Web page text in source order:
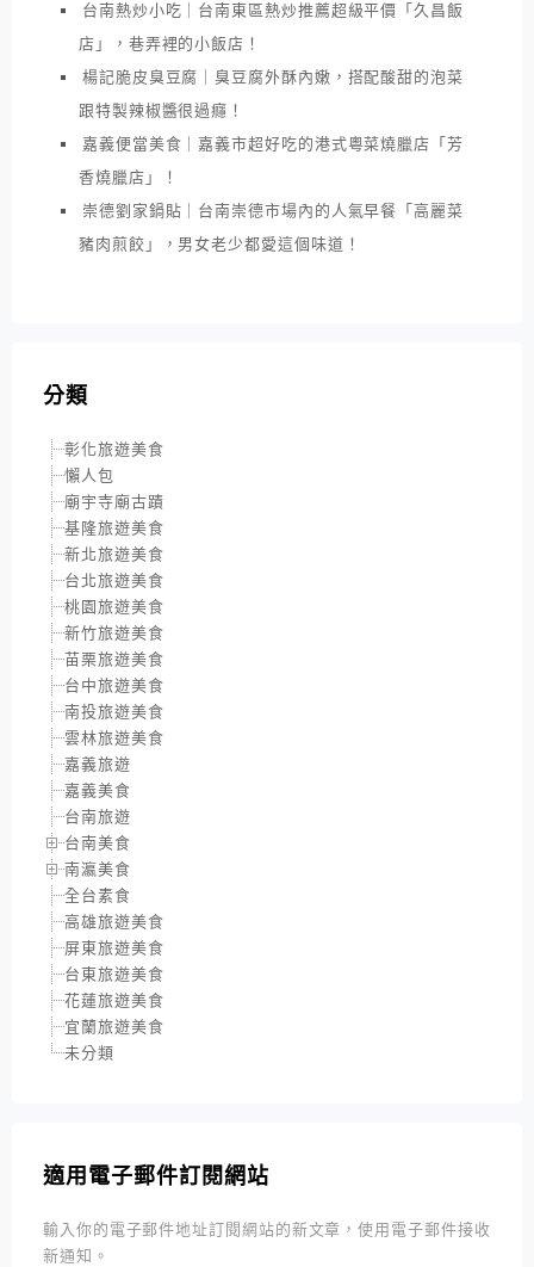
台南熱炒小吃｜台南東區熱炒推薦超級平價「久昌飯
店」，巷弄裡的小飯店！
楊記脆皮臭豆腐｜臭豆腐外酥內嫩，搭配酸甜的泡菜
跟特製辣椒醬很過癮！
嘉義便當美食｜嘉義市超好吃的港式粵菜燒臘店「芳
香燒臘店」！
崇德劉家鍋貼｜台南崇德市場內的人氣早餐「高麗菜
豬肉煎餃」，男女老少都愛這個味道！
分類
彰化旅遊美食
懶人包
廟宇寺廟古蹟
基隆旅遊美食
新北旅遊美食
台北旅遊美食
桃園旅遊美食
新竹旅遊美食
苗栗旅遊美食
台中旅遊美食
南投旅遊美食
雲林旅遊美食
嘉義旅遊
嘉義美食
台南旅遊
台南美食
南瀛美食
全台素食
高雄旅遊美食
屏東旅遊美食
台東旅遊美食
花蓮旅遊美食
宜蘭旅遊美食
未分類
適用電子郵件訂閱網站
輸入你的電子郵件地址訂閱網站的新文章，使用電子郵件接收
新通知。